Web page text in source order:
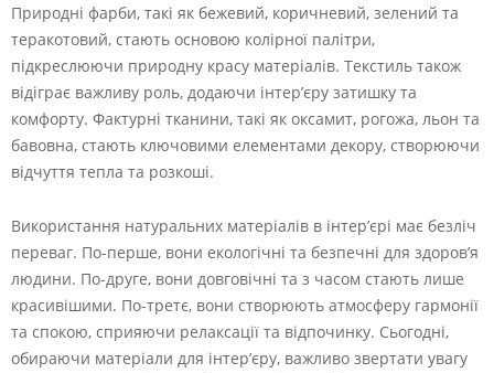
Природні фарби, такі як бежевий, коричневий, зелений та
теракотовий, стають основою колірної палітри,
підкреслюючи природну красу матеріалів. Текстиль також
відіграє важливу роль, додаючи інтер’єру затишку та
комфорту. Фактурні тканини, такі як оксамит, рогожа, льон та
бавовна, стають ключовими елементами декору, створюючи
відчуття тепла та розкоші.
Використання натуральних матеріалів в інтер’єрі має безліч
переваг. По-перше, вони екологічні та безпечні для здоров’я
людини. По-друге, вони довговічні та з часом стають лише
красивішими. По-третє, вони створюють атмосферу гармонії
та спокою, сприяючи релаксації та відпочинку. Сьогодні,
обираючи матеріали для інтер’єру, важливо звертати увагу